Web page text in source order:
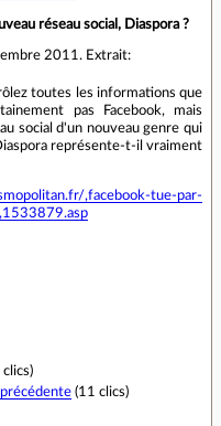
réseau social, Diaspora ?
2011. Extrait:
toutes les informations que
pas Facebook, mais
social d'un nouveau genre qui
représente-t-il vraiment
,facebook-tue-par-
(11 clics)